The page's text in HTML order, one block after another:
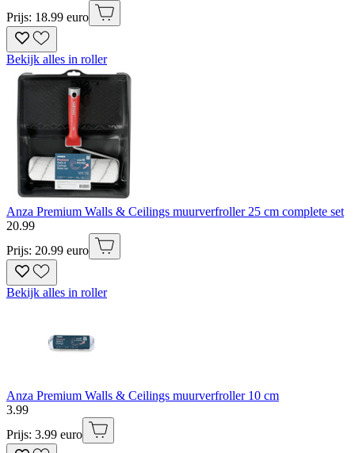
Prijs: 18.99 euro
Bekijk alles in roller
Anza Premium Walls & Ceilings muurverfroller 25 cm complete set
20.99
Prijs: 20.99 euro
Bekijk alles in roller
Anza Premium Walls & Ceilings muurverfroller 10 cm
3.99
Prijs: 3.99 euro